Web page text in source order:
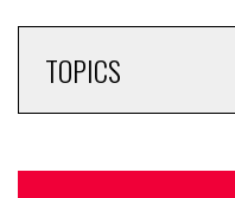
TOPICS